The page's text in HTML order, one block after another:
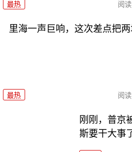
最热 阅读
里海一声巨响，这次差点把两
最热 阅读
刚刚，普京
斯要干大事